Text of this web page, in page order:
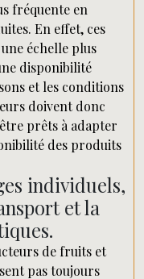
fréquente en
En effet, ces
échelle plus
disponibilité
et les conditions
doivent donc
prêts à adapter
des produits
individuels,
et la
de fruits et
pas toujours